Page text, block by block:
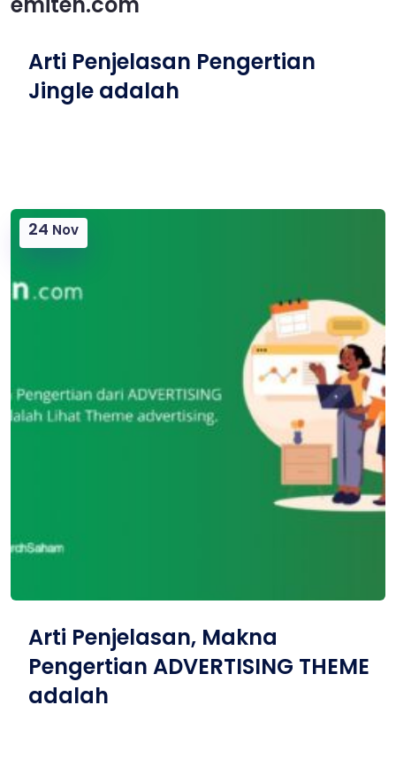
Arti Penjelasan Pengertian
Jingle adalah
24 Nov
Arti Penjelasan, Makna
Pengertian ADVERTISING THEME
adalah